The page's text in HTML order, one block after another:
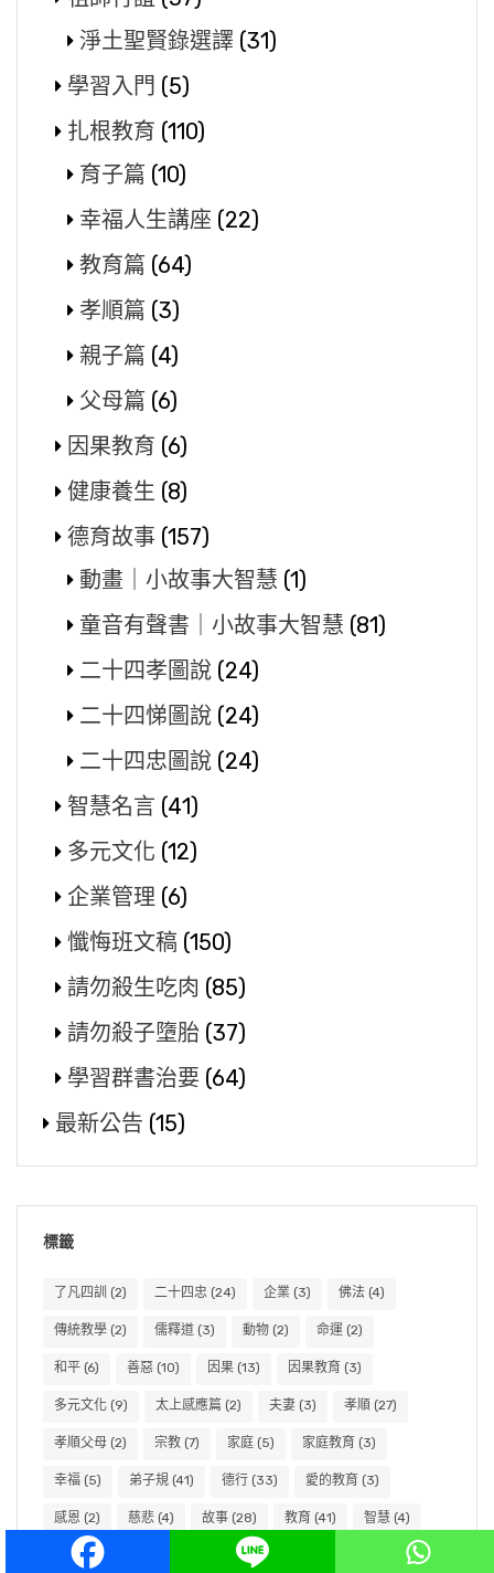
淨土聖賢錄選譯 (31)
學習入門 (5)
扎根教育 (110)
育子篇 (10)
幸福人生講座 (22)
教育篇 (64)
孝順篇 (3)
親子篇 (4)
父母篇 (6)
因果教育 (6)
健康養生 (8)
德育故事 (157)
動畫｜小故事大智慧 (1)
童音有聲書｜小故事大智慧 (81)
二十四孝圖說 (24)
二十四悌圖說 (24)
二十四忠圖說 (24)
智慧名言 (41)
多元文化 (12)
企業管理 (6)
懺悔班文稿 (150)
請勿殺生吃肉 (85)
請勿殺子墮胎 (37)
學習群書治要 (64)
最新公告 (15)
標籤
了凡四訓 (2) 二十四忠 (24) 企業 (3) 佛法 (4)
傳統教學 (2) 儒釋道 (3) 動物 (2) 命運 (2)
和平 (6) 善惡 (10) 因果 (13) 因果教育 (3)
多元文化 (9) 太上感應篇 (2) 夫妻 (3) 孝順 (27)
孝順父母 (2) 宗教 (7) 家庭 (5) 家庭教育 (3)
幸福 (5) 弟子規 (41) 德行 (33) 愛的教育 (3)
感恩 (2) 慈悲 (4) 故事 (28) 教育 (41) 智慧 (4)
書法(2) (4) (3)